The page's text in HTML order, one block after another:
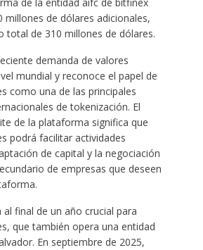
millones de dólares adicionales,
total de 310 millones de dólares.
demanda de valores
mundial y reconoce el papel de
como una de las principales
de tokenización. El
de la plataforma significa que
podrá facilitar actividades
de capital y la negociación
de empresas que deseen
al final de un año crucial para
que también opera una entidad
En septiembre de 2025,